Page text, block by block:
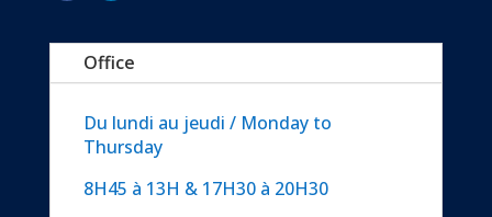
Office
Du lundi au jeudi / Monday to
Thursday
8H45 à 13H & 17H30 à 20H30